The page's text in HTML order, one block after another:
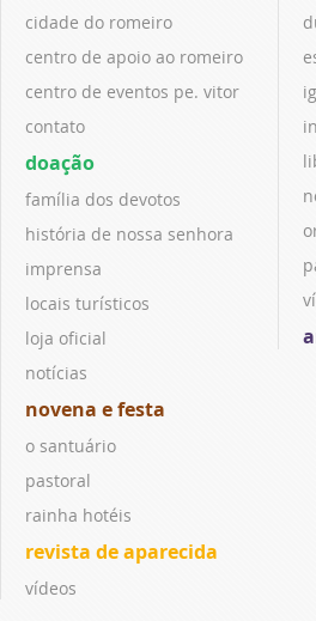
cidade do romeiro
centro de apoio ao romeiro
centro de eventos pe. vitor
contato
doação
família dos devotos
história de nossa senhora
imprensa
locais turísticos
loja oficial
notícias
novena e festa
o santuário
pastoral
rainha hotéis
revista de aparecida
vídeos